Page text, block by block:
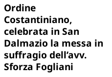
Ordine
Costantiniano,
celebrata in San
Dalmazio la messa in
suffragio dell’avv.
Sforza Fogliani